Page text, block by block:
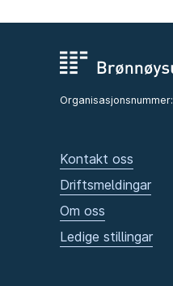
Organisasjonsnummer:
Kontakt oss
Driftsmeldingar
Om oss
Ledige stillingar